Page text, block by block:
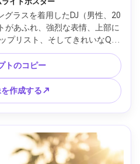
グラスを着用したDJ（男性、20
があふれ、強烈な表情、上部に
プリスト、そしてきれいなQR
ラブポスターレイアウト、抽象
強力なマゼンタリムとシアンの
ジオストロボ、Canon EOS
ートレートフレーミング、イン
な肌の質感、鮮明なシャドウ、
グラフィ、透かしなし --ar 4:5
トのコピー
を作成する↗